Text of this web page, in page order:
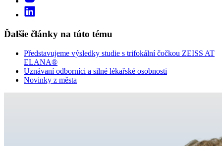
Ďalšie články na túto tému
Představujeme výsledky studie s trifokální čočkou ZEISS AT
ELANA®
Uznávaní odborníci a silné lékařské osobnosti
Novinky z města